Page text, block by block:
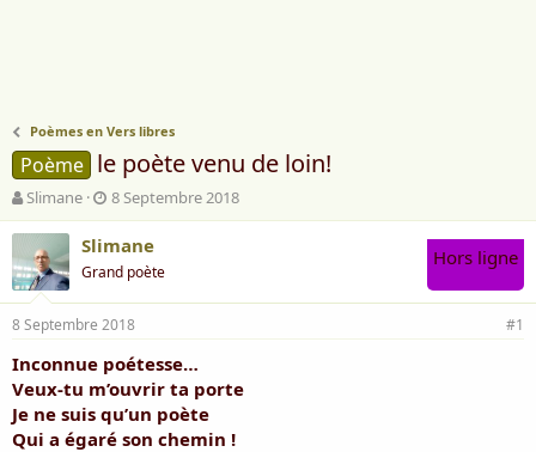
Poèmes en Vers libres
Poème le poète venu de loin!
A
u
t
e
u
r
d
e
l
a
d
i
Slimane
D
a
t
d
e
d
é
b
u
t
8 Septembre 2018
Slimane
Grand poète
Hors ligne
8 Septembre 2018 #1
Inconnue poétesse…
Veux-tu m’ouvrir ta porte
Je ne suis qu’un poète
Qui a égaré son chemin !